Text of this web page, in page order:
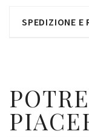
SPEDIZIONE E